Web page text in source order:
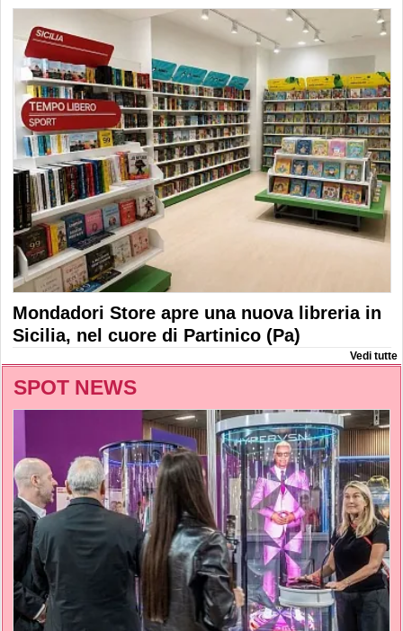
Mondadori Store apre una nuova libreria in
Sicilia, nel cuore di Partinico (Pa)
Vedi tutte
SPOT NEWS